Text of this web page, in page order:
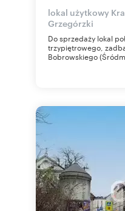
lokal użytkowy
Grzegórzki
Do sprzedaży lokal
trzypiętrowego,
Bobrowskiego